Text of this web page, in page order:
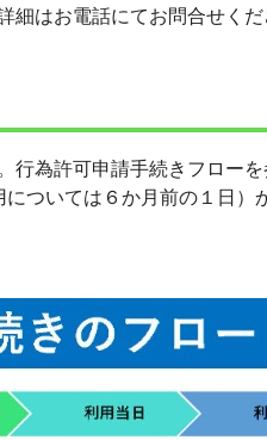
はお電話にてお問合せくだ
為許可申請手続きフロー
ついては６か月前の１日）